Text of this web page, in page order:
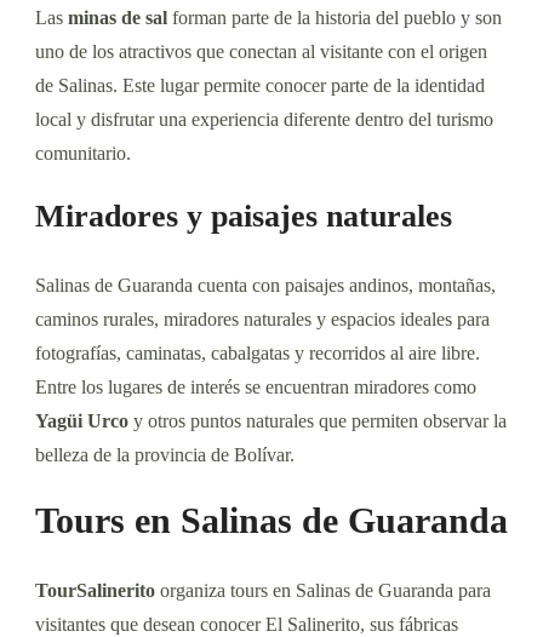
Las minas de sal forman parte de la historia del pueblo y son
uno de los atractivos que conectan al visitante con el origen
de Salinas. Este lugar permite conocer parte de la identidad
local y disfrutar una experiencia diferente dentro del turismo
comunitario.
Miradores y paisajes naturales
Salinas de Guaranda cuenta con paisajes andinos, montañas,
caminos rurales, miradores naturales y espacios ideales para
fotografías, caminatas, cabalgatas y recorridos al aire libre.
Entre los lugares de interés se encuentran miradores como
Yagüi Urco y otros puntos naturales que permiten observar la
belleza de la provincia de Bolívar.
Tours en Salinas de Guaranda
TourSalinerito organiza tours en Salinas de Guaranda para
visitantes que desean conocer El Salinerito, sus fábricas